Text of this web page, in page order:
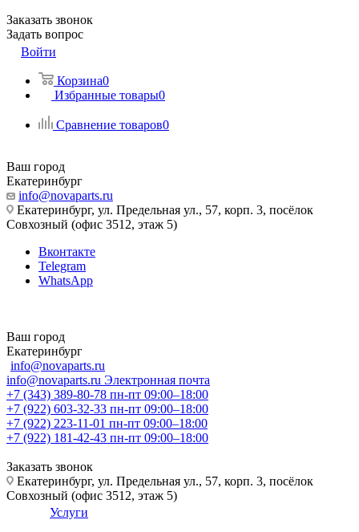
Заказать звонок
Задать вопрос
Войти
Корзина0
Избранные товары0
Сравнение товаров0
Ваш город
Екатеринбург
info@novaparts.ru
Екатеринбург, ул. Предельная ул., 57, корп. 3, посёлок
Совхозный (офис 3512, этаж 5)
Вконтакте
Telegram
WhatsApp
Ваш город
Екатеринбург
info@novaparts.ru
info@novaparts.ru Электронная почта
+7 (343) 389-80-78 пн-пт 09:00–18:00
+7 (922) 603-32-33 пн-пт 09:00–18:00
+7 (922) 223-11-01 пн-пт 09:00–18:00
+7 (922) 181-42-43 пн-пт 09:00–18:00
Заказать звонок
Екатеринбург, ул. Предельная ул., 57, корп. 3, посёлок
Совхозный (офис 3512, этаж 5)
Услуги